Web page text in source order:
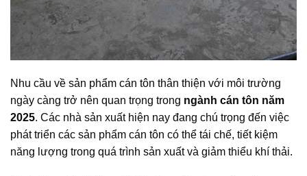
Nhu cầu về sản phẩm cán tôn thân thiện với môi trường
ngày càng trở nên quan trọng trong ngành cán tôn năm
2025. Các nhà sản xuất hiện nay đang chú trọng đến việc
phát triển các sản phẩm cán tôn có thể tái chế, tiết kiệm
năng lượng trong quá trình sản xuất và giảm thiểu khí thải.